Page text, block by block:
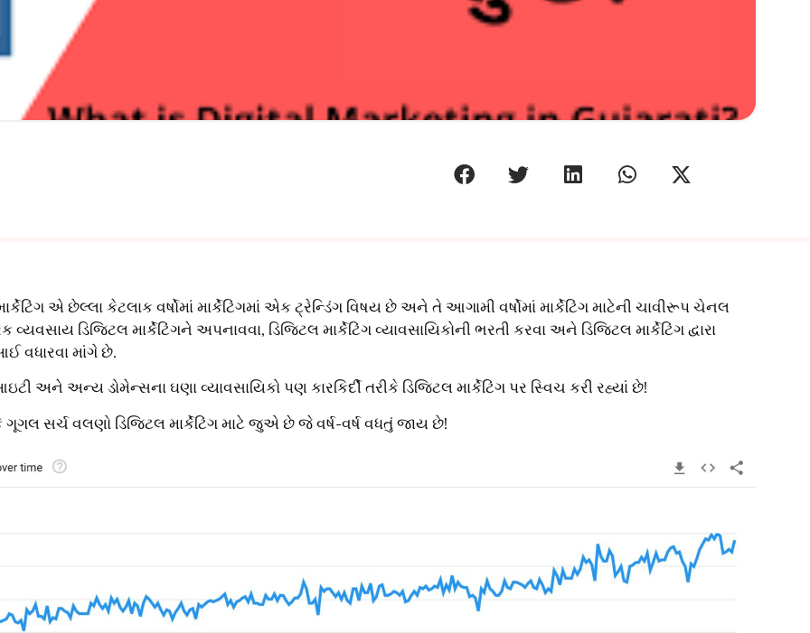
એ છેલ્લા કેટલાક વર્ષોમાં માર્કેટિંગમાં એક ટ્રેન્ડિંગ વિષય છે અને તે આગામી વર્ષોમાં માર્કેટિંગ માટેની ચાવીરૂપ ચેનલ
ડિજિટલ માર્કેટિંગને અપનાવવા, ડિજિટલ માર્કેટિંગ વ્યાવસાયિકોની ભરતી કરવા અને ડિજિટલ માર્કેટિંગ દ્વારા
માંગે છે.
અને અન્ય ડોમેન્સના ઘણા વ્યાવસાયિકો પણ કારકિર્દી તરીકે ડિજિટલ માર્કેટિંગ પર સ્વિચ કરી રહ્યાં છે!
સર્ચ વલણો ડિજિટલ માર્કેટિંગ માટે જુએ છે જે વર્ષ-વર્ષ વધતું જાય છે!